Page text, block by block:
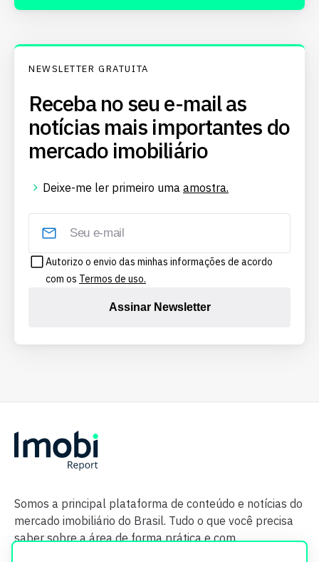
NEWSLETTER GRATUITA
Receba no seu e-mail as
notícias mais importantes do
mercado imobiliário
Deixe-me ler primeiro uma amostra.
Autorizo o envio das minhas informações de acordo
com os Termos de uso.
Assinar Newsletter
Somos a principal plataforma de conteúdo e notícias do
mercado imobiliário do Brasil. Tudo o que você precisa
saber sobre a área de forma prática e com